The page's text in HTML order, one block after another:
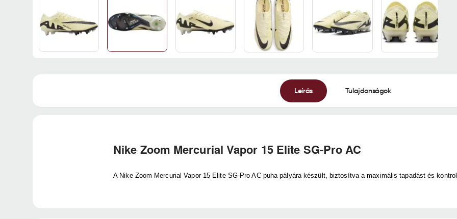
Leírás Tulajdonságok
Nike Zoom Mercurial Vapor 15 Elite SG-Pro AC
A Nike Zoom Mercurial Vapor 15 Elite SG-Pro AC puha pályára készült, biztosítva a maximális tapadást és